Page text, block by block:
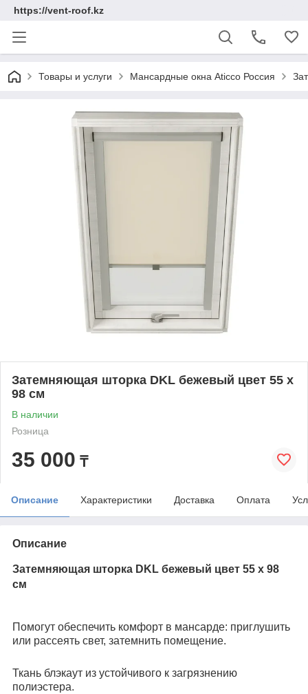
https://vent-roof.kz
Товары и услуги Мансардные окна Aticco Россия
Затемняющая шторка DKL бежевый цвет 55 х
98 см
В наличии
Розница
35 000 ₸
Описание Характеристики Доставка Оплата
Описание
Затемняющая шторка DKL бежевый цвет 55 х 98
см
Помогут обеспечить комфорт в мансарде: приглушить
или рассеять свет, затемнить помещение.
Ткань блэкаут из устойчивого к загрязнению
полиэстера.